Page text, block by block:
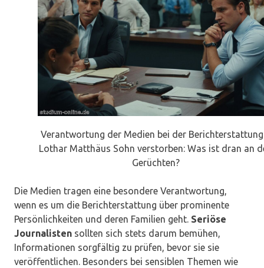
Verantwortung der Medien bei der
Lothar Matthäus Sohn verstorben: Was ist dran an
Gerüchten?
Die Medien tragen eine besondere Verantwortung,
wenn es um die Berichterstattung über prominente
Persönlichkeiten und deren Familien geht. Seriöse
Journalisten sollten sich stets darum bemühen,
Informationen sorgfältig zu prüfen, bevor sie sie
veröffentlichen. Besonders bei sensiblen Themen wie